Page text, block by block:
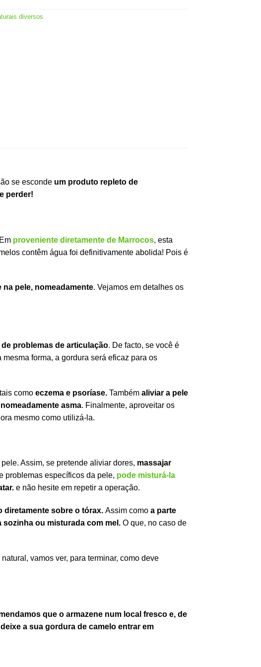
diversos
se esconde um produto repleto de
perder!
proveniente diretamente de Marrocos, esta
contêm água foi definitivamente abolida! Pois é
pele, nomeadamente. Vejamos em detalhes os
problemas de articulação. De facto, se você é
forma, a gordura será eficaz para os
como eczema e psoríase. Também aliviar a pele
asma. Finalmente, aproveitar os
mesmo como utilizá-la.
Assim, se pretende aliviar dores, massajar
problemas específicos da pele, pode misturá-la
e não hesite em repetir a operação.
diretamente sobre o tórax. Assim como a parte
ou misturada com mel. O que, no caso de
vamos ver, para terminar, como deve
que o armazene num local fresco e, de
deixe a sua gordura de camelo entrar em